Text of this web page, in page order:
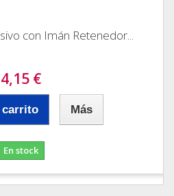
con Imán Retenedor...
4,15 €
carrito Más
En stock